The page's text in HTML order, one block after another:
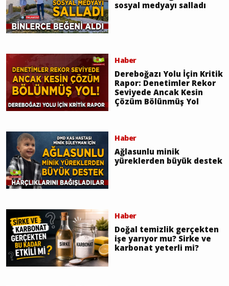
sosyal medyayı salladı
Haber
Dereboğazı Yolu İçin Kritik
Rapor: Denetimler Rekor
Seviyede Ancak Kesin
Çözüm Bölünmüş Yol
Haber
Ağlasunlu minik
yüreklerden büyük destek
Haber
Doğal temizlik gerçekten
işe yarıyor mu? Sirke ve
karbonat yeterli mi?